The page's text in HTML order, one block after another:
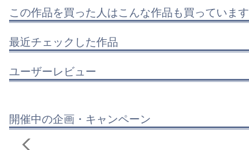
この作品を買った人はこんな作品も買っています
最近チェックした作品
ユーザーレビュー
開催中の企画・キャンペーン